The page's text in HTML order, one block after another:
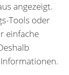
angezeigt.
Tools oder
einfache